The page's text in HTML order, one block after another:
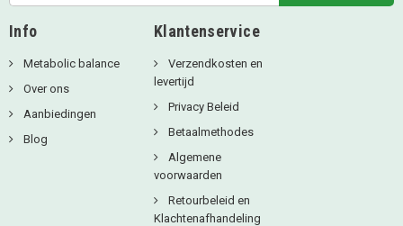
Info
Metabolic balance
Over ons
Aanbiedingen
Blog
Klantenservice
Verzendkosten en
levertijd
Privacy Beleid
Betaalmethodes
Algemene
voorwaarden
Retourbeleid en
Klachtenafhandeling